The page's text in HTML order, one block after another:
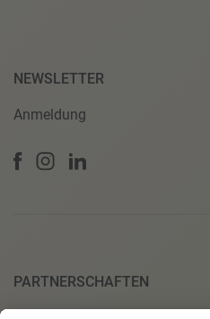
NEWSLETTER
Anmeldung
PARTNERSCHAFTEN